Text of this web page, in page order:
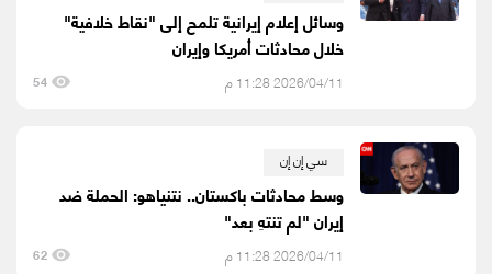
وسائل إعلام إيرانية تلمح إلى "نقاط خلافية"
خلال محادثات أمريكا وإيران
2026/04/11 11:28 م 54
سي إن إن
وسط محادثات باكستان.. نتنياهو: الحملة ضد
إيران "لم تنتهِ بعد"
2026/04/11 11:28 م 62